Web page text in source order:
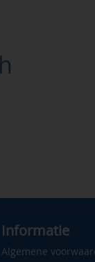
Informatie
Algemene